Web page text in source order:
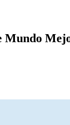
Mundo